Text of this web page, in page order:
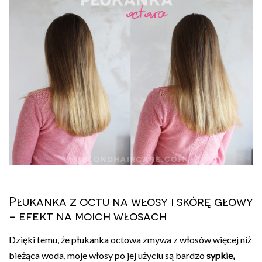
Płukanka z octu na włosy i skórę głowy
- efekt na moich włosach
Dzięki temu, że płukanka octowa zmywa z włosów więcej niż
bieżąca woda, moje włosy po jej użyciu są bardzosypkie,